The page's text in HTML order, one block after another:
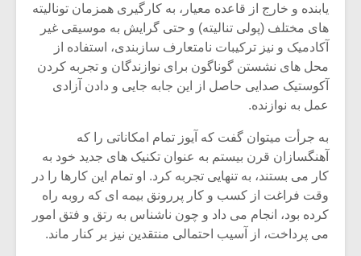
یابنده و خارج از قاعده معیار، به کارگیری همزمان تونالیته
های مختلف (پولی تنالیته) و حتی گرایش به موسیقی غیر
آکادمیک و نیز ترکیبات نامتعارف سازبندی، استفاده از
محل های نشستن گوناگون برای نوازندگان و تجربه کردن
آکوستیک صدایی حاصل از این جابه جایی و دادن آزادی
عمل به نوازنده.
به جرأت میتوان گفت که آیوز تمام امکاناتی را که
آهنگسازان قرن بیستم به عنوان تکنیک های جدید خود به
کار می بستند، به تنهایی تجربه کرد. او تمام این کارها را در
وقت فراغت از کسب و کار پررونق بیمه ای که روبه راه
کرده بود، انجام می داد و چون ناشناس به رتق و فتق امور
می پرداخت، از آسیب احتمالی منتقدین نیز بر کنار ماند.